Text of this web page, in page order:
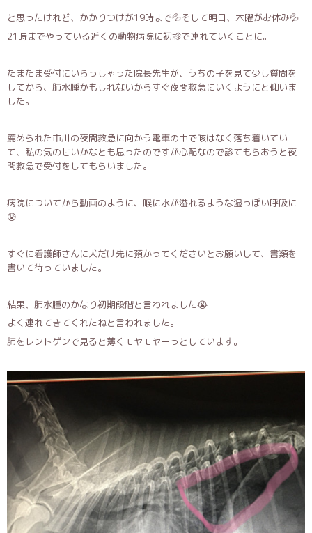
と思ったけれど、かかりつけが19時まで💦そして明日、木曜がお休み💦
21時までやっている近くの動物病院に初診で連れていくことに。
たまたま受付にいらっしゃった院長先生が、うちの子を見て少し質問を
してから、肺水腫かもしれないからすぐ夜間救急にいくようにと仰いま
した。
薦められた市川の夜間救急に向かう電車の中で咳はなく落ち着いてい
て、私の気のせいかなとも思ったのですが心配なので診てもらおうと夜
間救急で受付をしてもらいました。
病院についてから動画のように、喉に水が溢れるような湿っぽい呼吸に
😰
すぐに看護師さんに犬だけ先に預かってくださいとお願いして、書類を
書いて待っていました。
結果、肺水腫のかなり初期段階と言われました😭
よく連れてきてくれたねと言われました。
肺をレントゲンで見ると薄くモヤモヤーっとしています。